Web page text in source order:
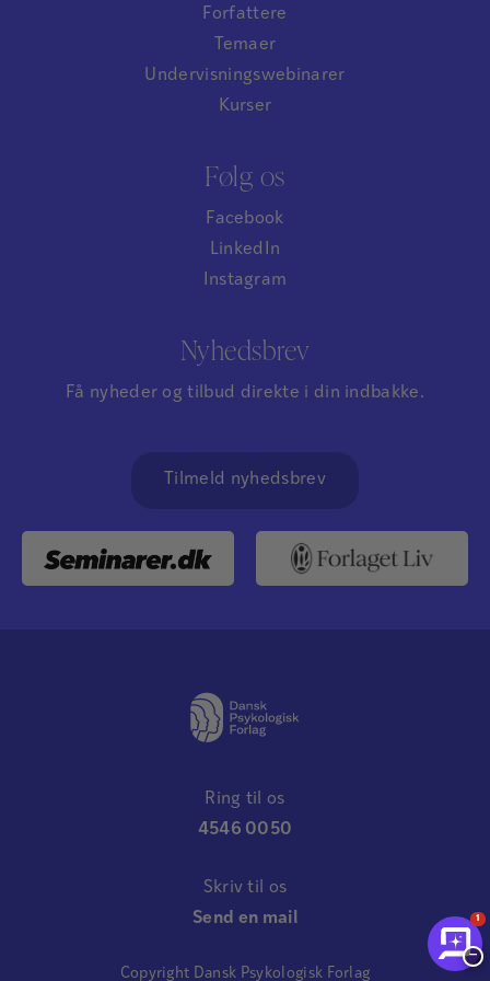
Forfattere
Temaer
Undervisningswebinarer
Kurser
Følg os
Facebook
LinkedIn
Instagram
Nyhedsbrev
Få nyheder og tilbud direkte i din indbakke.
Tilmeld nyhedsbrev
Ring til os
4546 0050
Skriv til os
Send en mail
Copyright Dansk Psykologisk Forlag
1
−